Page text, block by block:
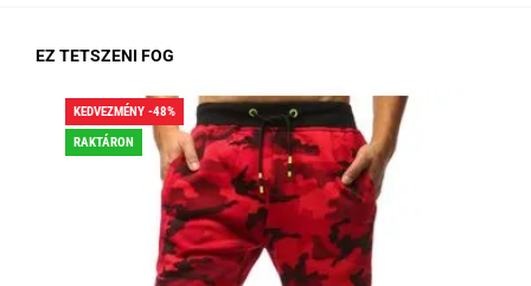
EZ TETSZENI FOG
KEDVEZMÉNY -48%
RAKTÁRON